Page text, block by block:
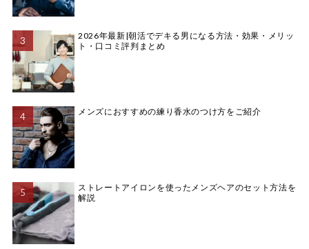
2026年最新|朝活でデキる男になる方法・効果・メリッ
ト・口コミ評判まとめ
メンズにおすすめの練り香水のつけ方をご紹介
ストレートアイロンを使ったメンズヘアのセット方法を
解説